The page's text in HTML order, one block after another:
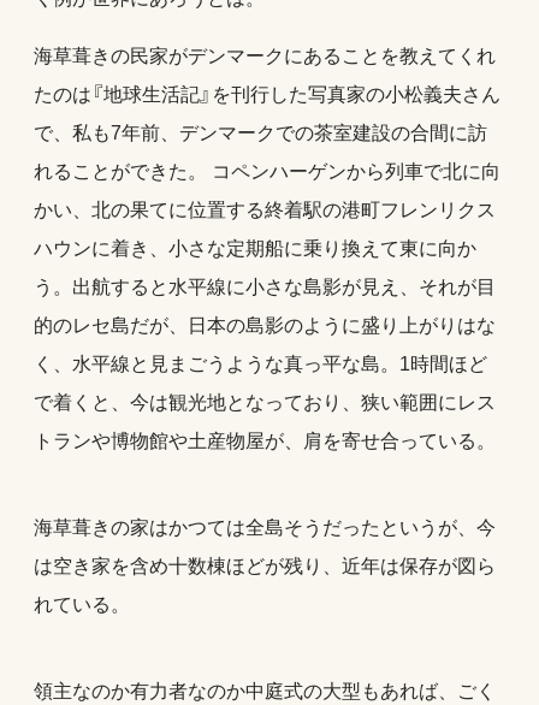
海草葺きの民家がデンマークにあることを教えてくれ
たのは『地球生活記』を刊行した写真家の小松義夫さん
で、私も7年前、デンマークでの茶室建設の合間に訪
れることができた。 コペンハーゲンから列車で北に向
かい、北の果てに位置する終着駅の港町フレンリクス
ハウンに着き、小さな定期船に乗り換えて東に向か
う。出航すると水平線に小さな島影が見え、それが目
的のレセ島だが、日本の島影のように盛り上がりはな
く、水平線と見まごうような真っ平な島。1時間ほど
で着くと、今は観光地となっており、狭い範囲にレス
トランや博物館や土産物屋が、肩を寄せ合っている。
海草葺きの家はかつては全島そうだったというが、今
は空き家を含め十数棟ほどが残り、近年は保存が図ら
れている。
領主なのか有力者なのか中庭式の大型もあれば、ごく